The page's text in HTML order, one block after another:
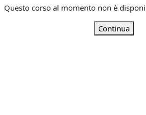
Questo corso al momento non è
Continua